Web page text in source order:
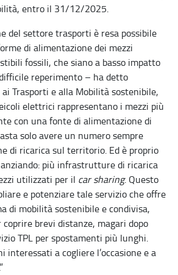
entro il 31/12/2025.
del settore trasporti è resa possibile
di alimentazione dei mezzi
fossili, che siano a basso impatto
reperimento – ha detto
ai Trasporti e alla Mobilità sostenibile,
elettrici rappresentano i mezzi più
con una fonte di alimentazione di
solo avere un numero sempre
di ricarica sul territorio. Ed è proprio
più infrastrutture di ricarica
utilizzati per il car sharing. Questo
e potenziare tale servizio che offre
di mobilità sostenibile e condivisa,
brevi distanze, magari dopo
TPL per spostamenti più lunghi.
interessati a cogliere l’occasione e a